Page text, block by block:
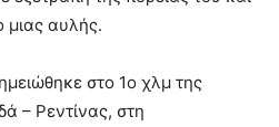
μιας αυλής.
στο 1ο χλμ της
– Ρεντίνας, στη